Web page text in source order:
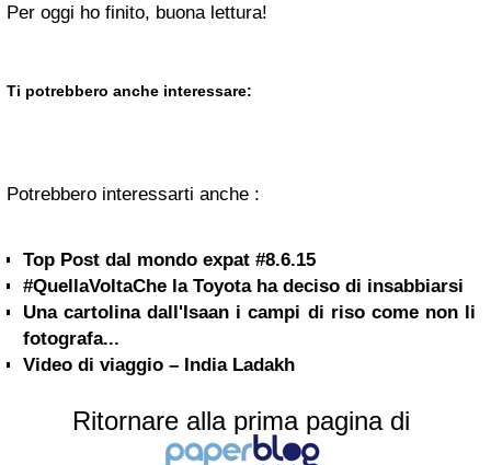
Per oggi ho finito, buona lettura!
Ti potrebbero anche interessare:
Potrebbero interessarti anche :
Top Post dal mondo expat #8.6.15
#QuellaVoltaChe la Toyota ha deciso di insabbiarsi
Una cartolina dall'Isaan i campi di riso come non li
fotografa...
Video di viaggio – India Ladakh
Ritornare alla prima pagina di